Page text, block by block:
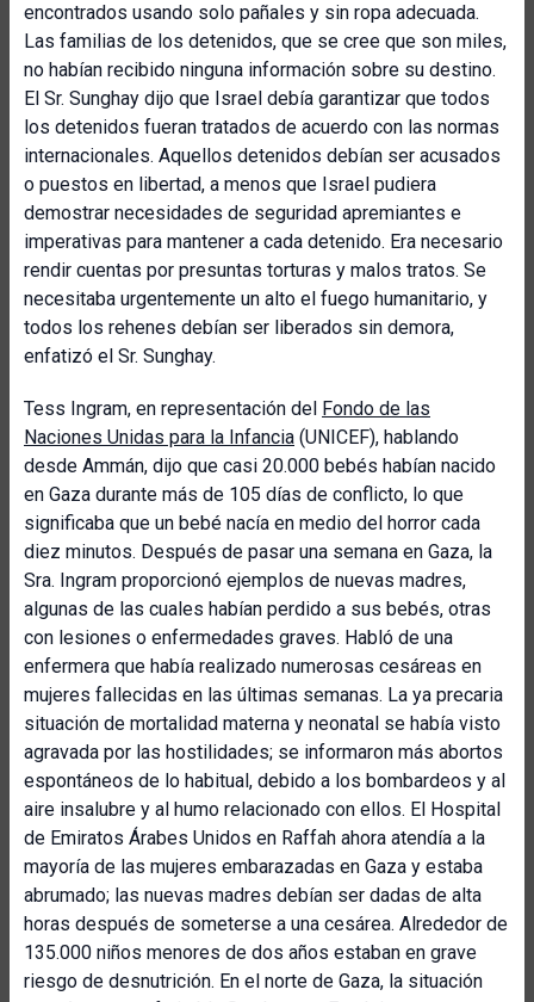
encontrados usando solo pañales y sin ropa adecuada.
Las familias de los detenidos, que se cree que son miles,
no habían recibido ninguna información sobre su destino.
El Sr. Sunghay dijo que Israel debía garantizar que todos
los detenidos fueran tratados de acuerdo con las normas
internacionales. Aquellos detenidos debían ser acusados
o puestos en libertad, a menos que Israel pudiera
demostrar necesidades de seguridad apremiantes e
imperativas para mantener a cada detenido. Era necesario
rendir cuentas por presuntas torturas y malos tratos. Se
necesitaba urgentemente un alto el fuego humanitario, y
todos los rehenes debían ser liberados sin demora,
enfatizó el Sr. Sunghay.
Tess Ingram, en representación del Fondo de las
Naciones Unidas para la Infancia (UNICEF), hablando
desde Ammán, dijo que casi 20.000 bebés habían nacido
en Gaza durante más de 105 días de conflicto, lo que
significaba que un bebé nacía en medio del horror cada
diez minutos. Después de pasar una semana en Gaza, la
Sra. Ingram proporcionó ejemplos de nuevas madres,
algunas de las cuales habían perdido a sus bebés, otras
con lesiones o enfermedades graves. Habló de una
enfermera que había realizado numerosas cesáreas en
mujeres fallecidas en las últimas semanas. La ya precaria
situación de mortalidad materna y neonatal se había visto
agravada por las hostilidades; se informaron más abortos
espontáneos de lo habitual, debido a los bombardeos y al
aire insalubre y al humo relacionado con ellos. El Hospital
de Emiratos Árabes Unidos en Raffah ahora atendía a la
mayoría de las mujeres embarazadas en Gaza y estaba
abrumado; las nuevas madres debían ser dadas de alta
horas después de someterse a una cesárea. Alrededor de
135.000 niños menores de dos años estaban en grave
riesgo de desnutrición. En el norte de Gaza, la situación